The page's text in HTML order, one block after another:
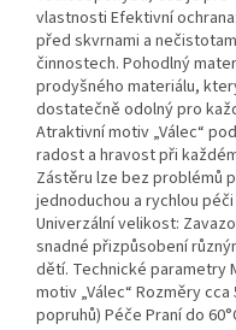
vlastnosti Efektivní
před skvrnami a
činnostech. Pohodlný
prodyšného materiálu,
dostatečně odolný pro
Atraktivní motiv „Válec“
radost a hravost při
Zástěru lze bez problémů
jednoduchou a rychlou
Univerzální velikost:
snadné přizpůsobení
dětí. Technické parametry
motiv „Válec“ Rozměry
popruhů) Péče Praní do